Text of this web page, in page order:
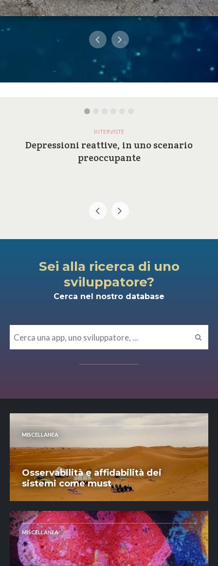
INTERVISTE
Depressioni reattive, in uno scenario
preoccupante
Sei alla ricerca di uno
sviluppatore?
Cerca nel nostro database
MISCELLANEA
Osservabilità e affidabilità dei
sistemi come must
MISCELLANEA